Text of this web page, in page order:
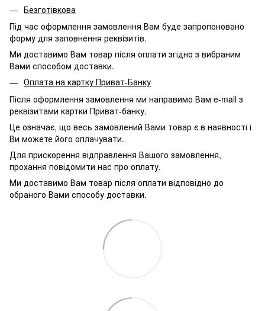
Безготівкова
Під час оформлення замовлення Вам буде запропоновано
форму для заповнення реквізитів.
Ми доставимо Вам товар після оплати згідно з вибраним
Вами способом доставки.
Оплата на картку Приват-Банку
Після оформлення замовлення ми направимо Вам e-mall з
реквізитами картки Приват-банку.
Це означає, що весь замовлений Вами товар є в наявності і
Ви можете його оплачувати.
Для прискорення відправлення Вашого замовлення,
прохання повідомити нас про оплату.
Ми доставимо Вам товар після оплати відповідно до
обраного Вами способу доставки.